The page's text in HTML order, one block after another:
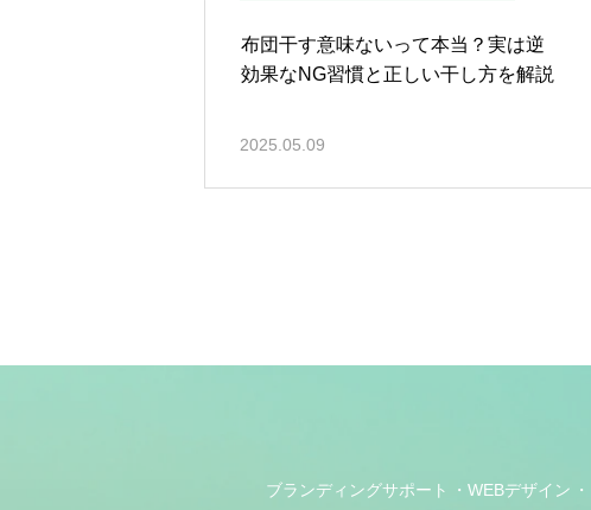
布団干す意味ないって本当？実は逆
効果なNG習慣と正しい干し方を解説
2025.05.09
ブランディングサポート WEBデザイン